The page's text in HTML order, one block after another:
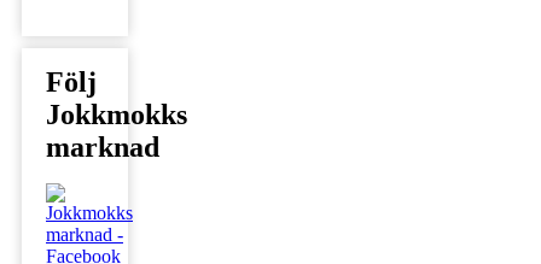
Följ
Jokkmokks
marknad